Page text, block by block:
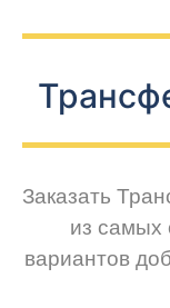
Заказать
из самых
вариантов